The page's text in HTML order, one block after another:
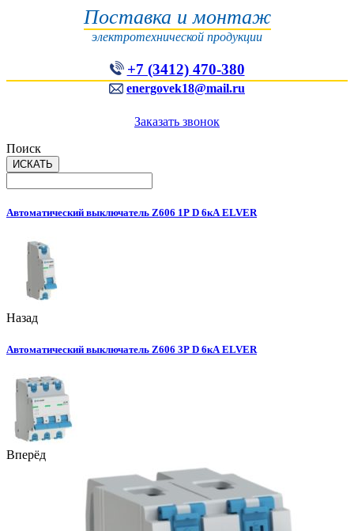
Поставка и монтаж
электротехнической продукции
+7 (3412) 470-380
energovek18@mail.ru
Заказать звонок
Поиск
Автоматический выключатель Z606 1Р D 6кА ELVER
Назад
Автоматический выключатель Z606 3Р D 6кА ELVER
Вперёд